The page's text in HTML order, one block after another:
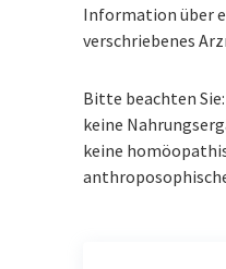
Information über
verschriebenes
Bitte beachten
keine
keine